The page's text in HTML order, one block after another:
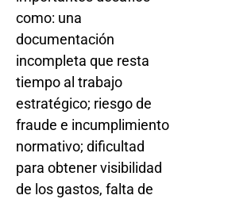
como: una
documentación
incompleta que resta
tiempo al trabajo
estratégico; riesgo de
fraude e incumplimiento
normativo; dificultad
para obtener visibilidad
de los gastos, falta de